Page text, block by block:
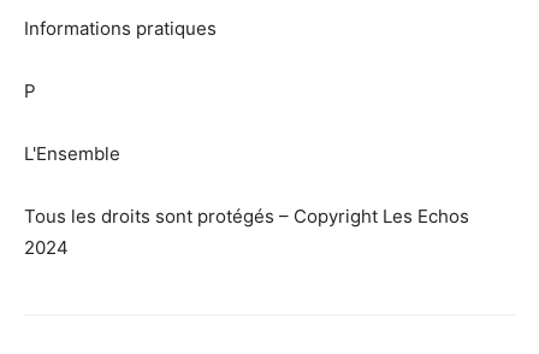
Informations pratiques
P
L'Ensemble
Tous les droits sont protégés – Copyright Les Echos
2024